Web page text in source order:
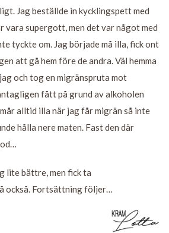
Jag beställde in kycklingspett med
vara supergott, men det var något med
tyckte om. Jag började må illa, fick ont
att gå hem före de andra. Väl hemma
och tog en migränspruta mot
fått på grund av alkoholen
alltid illa när jag får migrän så inte
hålla nere maten. Fast den där
lite bättre, men fick ta
också. Fortsättning följer…